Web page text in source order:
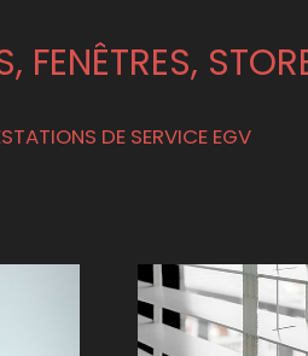
FENÊTRES,
DE SERVICE EGV